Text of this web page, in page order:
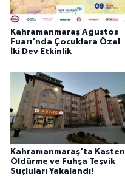
Kahramanmaraş Ağustos
Fuarı'nda Çocuklara Özel
İki Dev Etkinlik
Kahramanmaraş'ta Kasten
Öldürme ve Fuhşa Teşvik
Suçluları Yakalandı!